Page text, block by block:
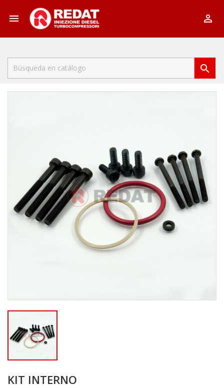
 

KIT INTERNO